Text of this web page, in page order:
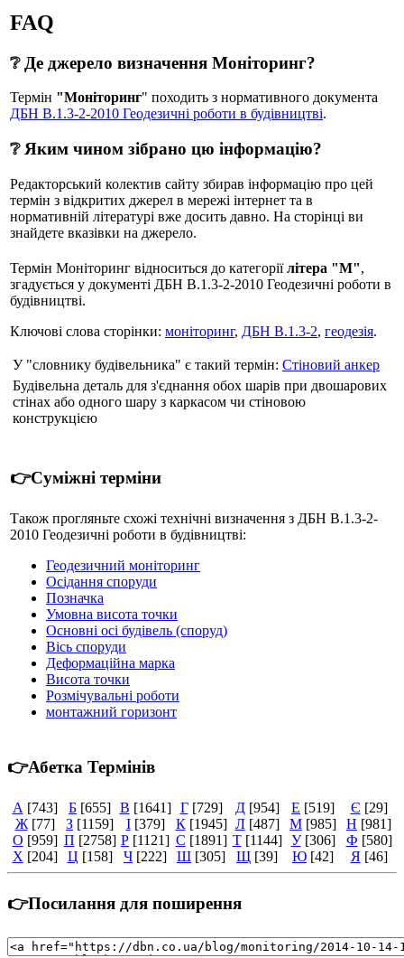
FAQ
❔ Де джерело визначення Моніторинг?
Термін "Моніторинг" походить з нормативного документа
ДБН В.1.3-2-2010 Геодезичні роботи в будівництві.
❔ Яким чином зібрано цю інформацію?
Редакторський колектив сайту збирав інформацію про цей
термін з відкритих джерел в мережі інтернет та в
нормативній літературі вже досить давно. На сторінці ви
знайдете вказівки на джерело.
Термін Моніторинг відноситься до категоріїлітера "М",
згадується у документі ДБН В.1.3-2-2010 Геодезичні роботи в
будівництві.
Ключові слова сторінки: моніторинг, ДБН В.1.3-2, геодезія.
У "словнику будівельника" є такий термін: Стіновий анкер
Будівельна деталь для з'єднання обох шарів при двошарових
стінах або одного шару з каркасом чи стіновою
конструкцією
👉Суміжні терміни
Також прогляньте схожі технічні визначення з ДБН В.1.3-2-
2010 Геодезичні роботи в будівництві:
Геодезичний моніторинг
Осідання споруди
Позначка
Умовна висота точки
Основні осі будівель (споруд)
Вісь споруди
Деформаційна марка
Висота точки
Розмічувальні роботи
монтажний горизонт
👉Абетка Термінів
А [743] Б [655] В [1641] Г [729] Д [954] Е [519] Є [29]
Ж [77] З [1159] І [379] К [1945] Л [487] М [985] Н [981]
О [959] П [2758] Р [1121] С [1891] Т [1144] У [306] Ф [580]
Х [204] Ц [158] Ч [222] Ш [305] Щ [39] Ю [42] Я [46]
👉Посилання для поширення